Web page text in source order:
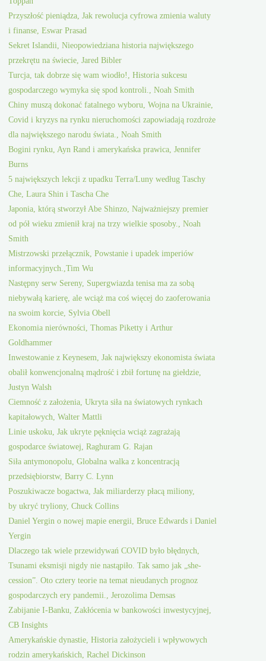
Przyszłość pieniądza, Jak rewolucja cyfrowa zmienia waluty
i finanse, Eswar Prasad
Sekret Islandii, Nieopowiedziana historia największego
przekrętu na świecie, Jared Bibler
Turcja, tak dobrze się wam wiodło!, Historia sukcesu
gospodarczego wymyka się spod kontroli., Noah Smith
Chiny muszą dokonać fatalnego wyboru, Wojna na Ukrainie,
Covid i kryzys na rynku nieruchomości zapowiadają rozdroże
dla największego narodu świata., Noah Smith
Bogini rynku, Ayn Rand i amerykańska prawica, Jennifer
Burns
5 największych lekcji z upadku Terra/Luny według Taschy
Che, Laura Shin i Tascha Che
Japonia, którą stworzył Abe Shinzo, Najważniejszy premier
od pół wieku zmienił kraj na trzy wielkie sposoby., Noah
Smith
Mistrzowski przełącznik, Powstanie i upadek imperiów
informacyjnych.,Tim Wu
Następny serw Sereny, Supergwiazda tenisa ma za sobą
niebywałą karierę, ale wciąż ma coś więcej do zaoferowania
na swoim korcie, Sylvia Obell
Ekonomia nierówności, Thomas Piketty i Arthur
Goldhammer
Inwestowanie z Keynesem, Jak największy ekonomista świata
obalił konwencjonalną mądrość i zbił fortunę na giełdzie,
Justyn Walsh
Ciemność z założenia, Ukryta siła na światowych rynkach
kapitałowych, Walter Mattli
Linie uskoku, Jak ukryte pęknięcia wciąż zagrażają
gospodarce światowej, Raghuram G. Rajan
Siła antymonopolu, Globalna walka z koncentracją
przedsiębiorstw, Barry C. Lynn
Poszukiwacze bogactwa, Jak miliarderzy płacą miliony,
by ukryć tryliony, Chuck Collins
Daniel Yergin o nowej mapie energii, Bruce Edwards i Daniel
Yergin
Dlaczego tak wiele przewidywań COVID było błędnych,
Tsunami eksmisji nigdy nie nastąpiło. Tak samo jak „she-
cession”. Oto cztery teorie na temat nieudanych prognoz
gospodarczych ery pandemii., Jerozolima Demsas
Zabijanie I-Banku, Zakłócenia w bankowości inwestycyjnej,
CB Insights
Amerykańskie dynastie, Historia założycieli i wpływowych
rodzin amerykańskich, Rachel Dickinson